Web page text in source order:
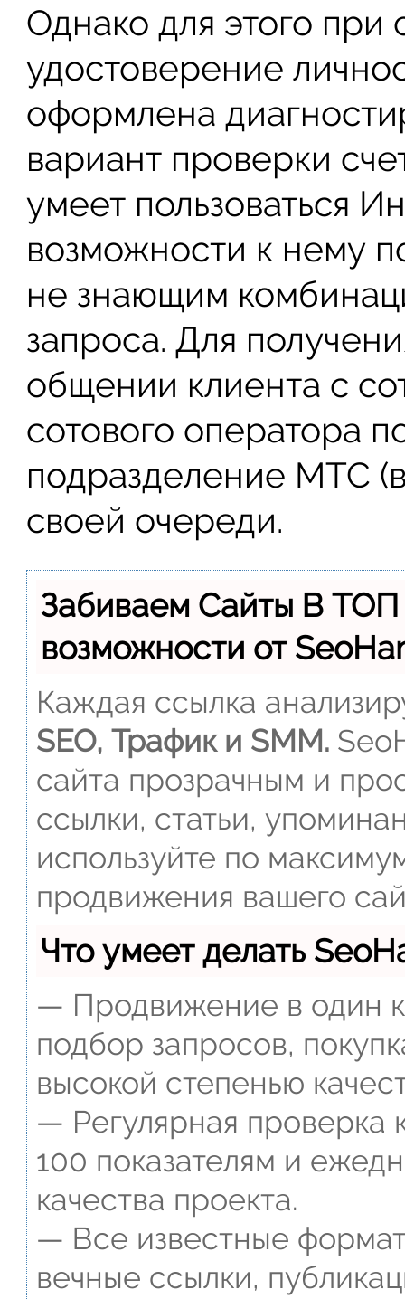
Однако для этого
удостоверение
оформлена
вариант проверки
умеет пользоваться
возможности к нему
не знающим
запроса. Для
общении клиента с
сотового оператора
подразделение МТС
своей очереди.
Забиваем Сайты В
возможности от
Каждая ссылка
SEO, Трафик и SMM.
сайта прозрачным и
ссылки, статьи,
используйте по
продвижения вашего
Что умеет делать
— Продвижение в один
подбор запросов,
высокой степенью
— Регулярная проверка
100 показателям и
качества проекта.
— Все известные
вечные ссылки,